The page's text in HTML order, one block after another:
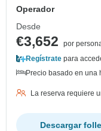
Operador
Desde
€3,652
por
Regístrate para
Precio basado en una
La reserva requiere
Descargar